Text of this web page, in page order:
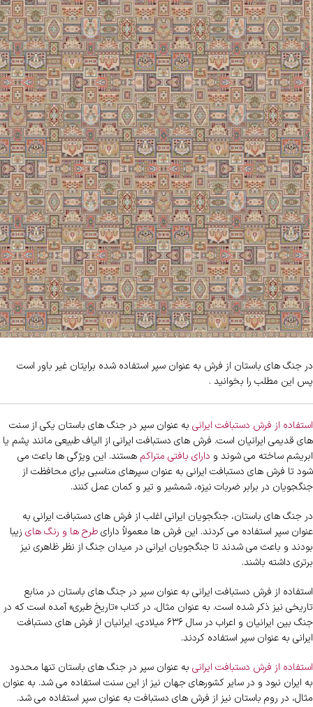
در جنگ های باستان از فرش به عنوان سپر استفاده شده برایتان غیر باور است
پس این مطلب را بخوانید .
استفاده از فرش دستبافت ایرانی به عنوان سپر در جنگ های باستان یکی از سنت
های قدیمی ایرانیان است. فرش های دستبافت ایرانی از الیاف طبیعی مانند پشم یا
ابریشم ساخته می شوند و دارای بافتی متراکم هستند. این ویژگی ها باعث می
شود تا فرش های دستبافت ایرانی به عنوان سپرهای مناسبی برای محافظت از
جنگجویان در برابر ضربات نیزه، شمشیر و تیر و کمان عمل کنند.
در جنگ های باستان، جنگجویان ایرانی اغلب از فرش های دستبافت ایرانی به
عنوان سپر استفاده می کردند. این فرش ها معمولاً دارایطرح ها و رنگ های زیبا
بودند و باعث می شدند تا جنگجویان ایرانی در میدان جنگ از نظر ظاهری نیز
برتری داشته باشند.
استفاده از فرش دستبافت ایرانی به عنوان سپر در جنگ های باستان در منابع
تاریخی نیز ذکر شده است. به عنوان مثال، در کتاب «تاریخ طبری» آمده است که در
جنگ بین ایرانیان و اعراب در سال ۶۳۶ میلادی، ایرانیان از فرش های دستبافت
ایرانی به عنوان سپر استفاده کردند.
استفاده از فرش دستبافت ایرانی به عنوان سپر در جنگ های باستان تنها محدود
به ایران نبود و در سایر کشورهای جهان نیز از این سنت استفاده می شد. به عنوان
مثال، در روم باستان نیز از فرش های دستبافت به عنوان سپر استفاده می شد.